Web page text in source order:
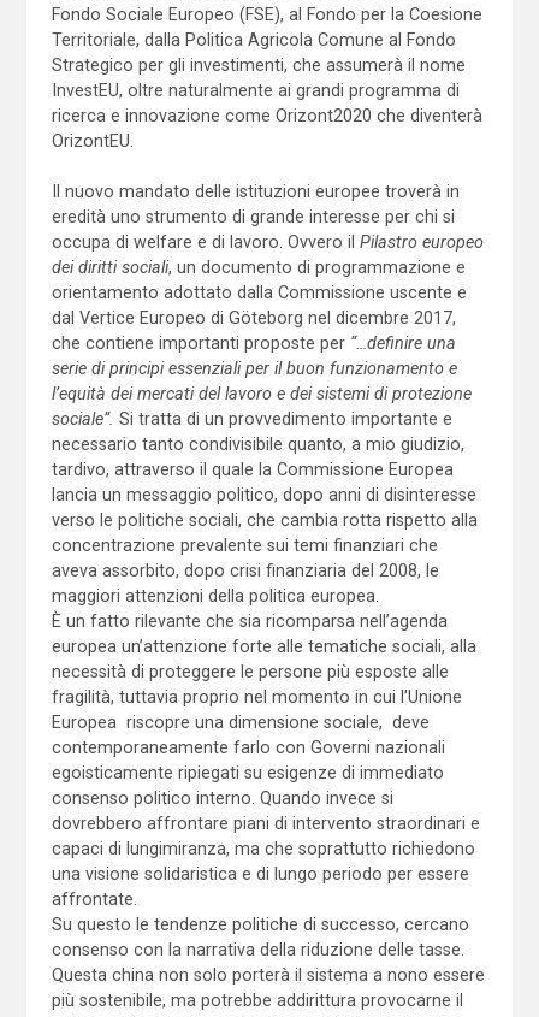
Fondo Sociale Europeo (FSE), al Fondo per la Coesione
Territoriale, dalla Politica Agricola Comune al Fondo
Strategico per gli investimenti, che assumerà il nome
InvestEU, oltre naturalmente ai grandi programma di
ricerca e innovazione come Orizont2020 che diventerà
OrizontEU.
Il nuovo mandato delle istituzioni europee troverà in
eredità uno strumento di grande interesse per chi si
occupa di welfare e di lavoro. Ovvero il Pilastro europeo
dei diritti sociali, un documento di programmazione e
orientamento adottato dalla Commissione uscente e
dal Vertice Europeo di Göteborg nel dicembre 2017,
che contiene importanti proposte per “…definire una
serie di principi essenziali per il buon funzionamento e
l’equità dei mercati del lavoro e dei sistemi di protezione
sociale”. Si tratta di un provvedimento importante e
necessario tanto condivisibile quanto, a mio giudizio,
tardivo, attraverso il quale la Commissione Europea
lancia un messaggio politico, dopo anni di disinteresse
verso le politiche sociali, che cambia rotta rispetto alla
concentrazione prevalente sui temi finanziari che
aveva assorbito, dopo crisi finanziaria del 2008, le
maggiori attenzioni della politica europea.
È un fatto rilevante che sia ricomparsa nell’agenda
europea un’attenzione forte alle tematiche sociali, alla
necessità di proteggere le persone più esposte alle
fragilità, tuttavia proprio nel momento in cui l’Unione
Europea riscopre una dimensione sociale, deve
contemporaneamente farlo con Governi nazionali
egoisticamente ripiegati su esigenze di immediato
consenso politico interno. Quando invece si
dovrebbero affrontare piani di intervento straordinari e
capaci di lungimiranza, ma che soprattutto richiedono
una visione solidaristica e di lungo periodo per essere
affrontate.
Su questo le tendenze politiche di successo, cercano
consenso con la narrativa della riduzione delle tasse.
Questa china non solo porterà il sistema a nono essere
più sostenibile, ma potrebbe addirittura provocarne il